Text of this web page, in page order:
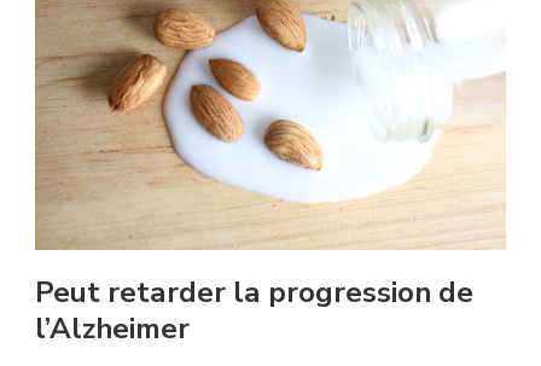
Peut retarder la progression de
l’Alzheimer